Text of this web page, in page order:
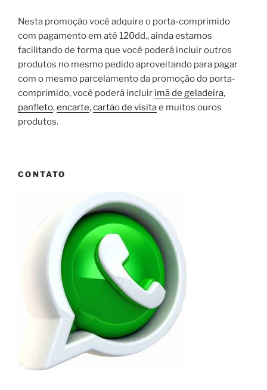
Nesta promoção você adquire o porta-comprimido
com pagamento em até 120dd., ainda estamos
facilitando de forma que você poderá incluir outros
produtos no mesmo pedido aproveitando para pagar
com o mesmo parcelamento da promoção do porta-
comprimido, você poderá incluir imã de geladeira,
panfleto,encarte,cartão de visitae muitos ouros
produtos.
CONTATO